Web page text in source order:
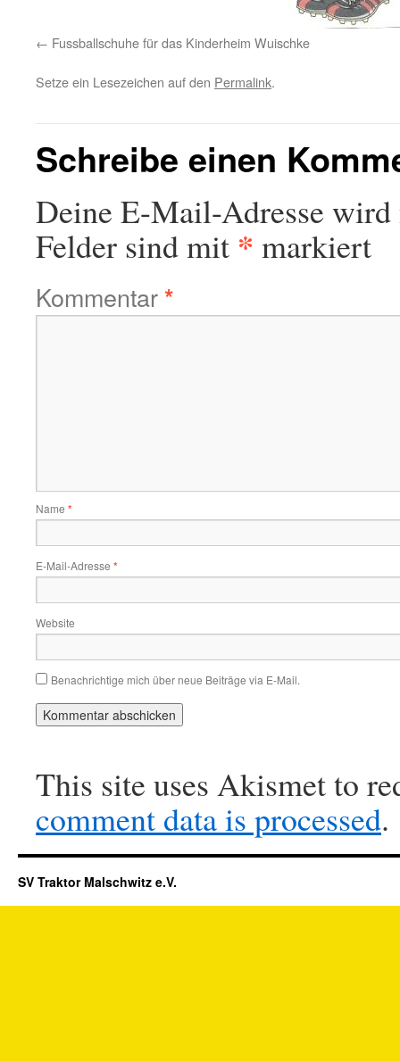
Fussballschuhe für das Kinderheim Wuischke
Setze ein Lesezeichen auf den Permalink.
Schreibe einen
Deine E-Mail-Adresse
Felder sind mit * markiert
Kommentar*
Name *
E-Mail-Adresse *
Website
Benachrichtige mich über neue Beiträge via E-Mail.
This site uses Akismet to
comment data is processed.
SV Traktor Malschwitz e.V.